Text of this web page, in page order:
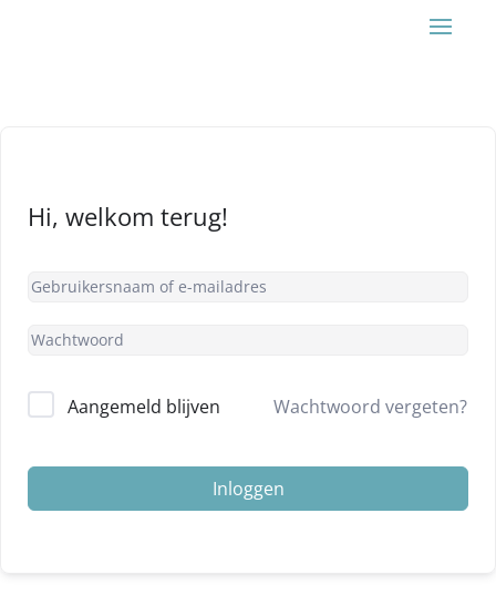
Hi, welkom terug!
Alternative:
Aangemeld blijven Wachtwoord vergeten?
Inloggen